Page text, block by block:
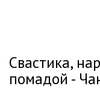
Свастика,
помадой -